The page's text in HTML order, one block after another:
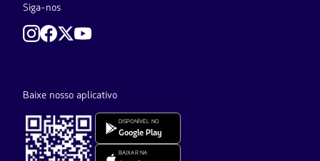
Siga-nos
Baixe nosso aplicativo
DISPONÍVEL NO
Google Play
BAIXAR NA